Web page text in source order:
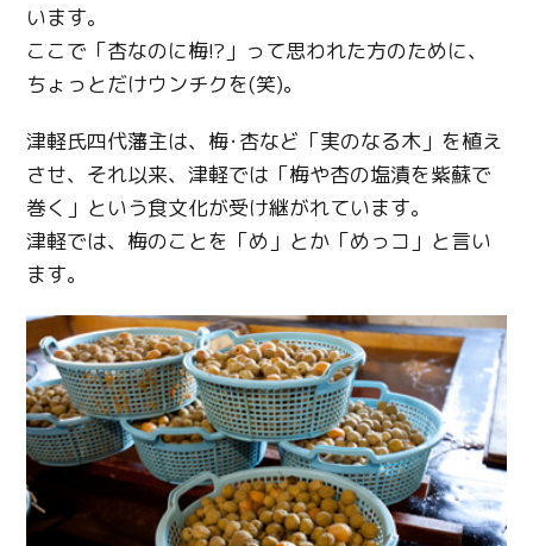
います。
ここで「杏なのに梅!?」って思われた方のために、
ちょっとだけウンチクを(笑)。
津軽氏四代藩主は、梅･杏など「実のなる木」を植え
させ、それ以来、津軽では「梅や杏の塩漬を紫蘇で
巻く」という食文化が受け継がれています。
津軽では、梅のことを「め」とか「めっコ」と言い
ます。